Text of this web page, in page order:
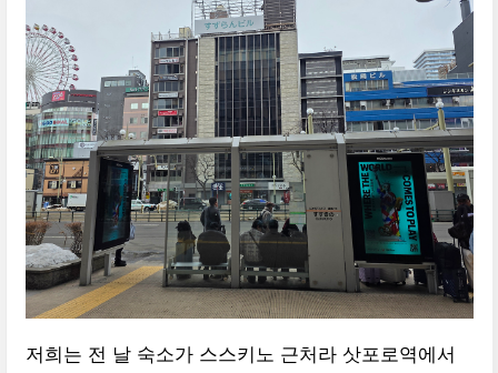
저희는 전 날 숙소가 스스키노 근처라 삿포로역에서